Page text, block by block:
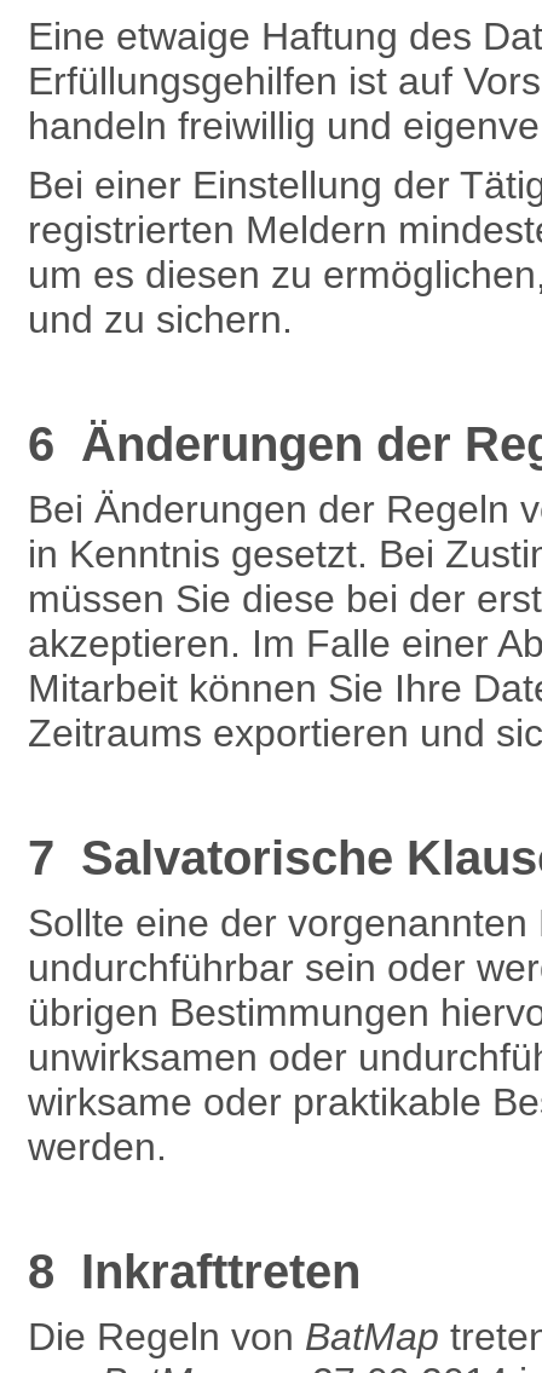
Eine etwaige Haftung des
Erfüllungsgehilfen ist auf
handeln freiwillig und
Bei einer Einstellung der
registrierten Meldern
um es diesen zu
und zu sichern.
6 Änderungen der
Bei Änderungen der Regeln
in Kenntnis gesetzt. Bei
müssen Sie diese bei der
akzeptieren. Im Falle einer
Mitarbeit können Sie Ihre
Zeitraums exportieren und
7 Salvatorische
Sollte eine der
undurchführbar sein oder
übrigen Bestimmungen
unwirksamen oder
wirksame oder praktikable
werden.
8 Inkrafttreten
Die Regeln von BatMap